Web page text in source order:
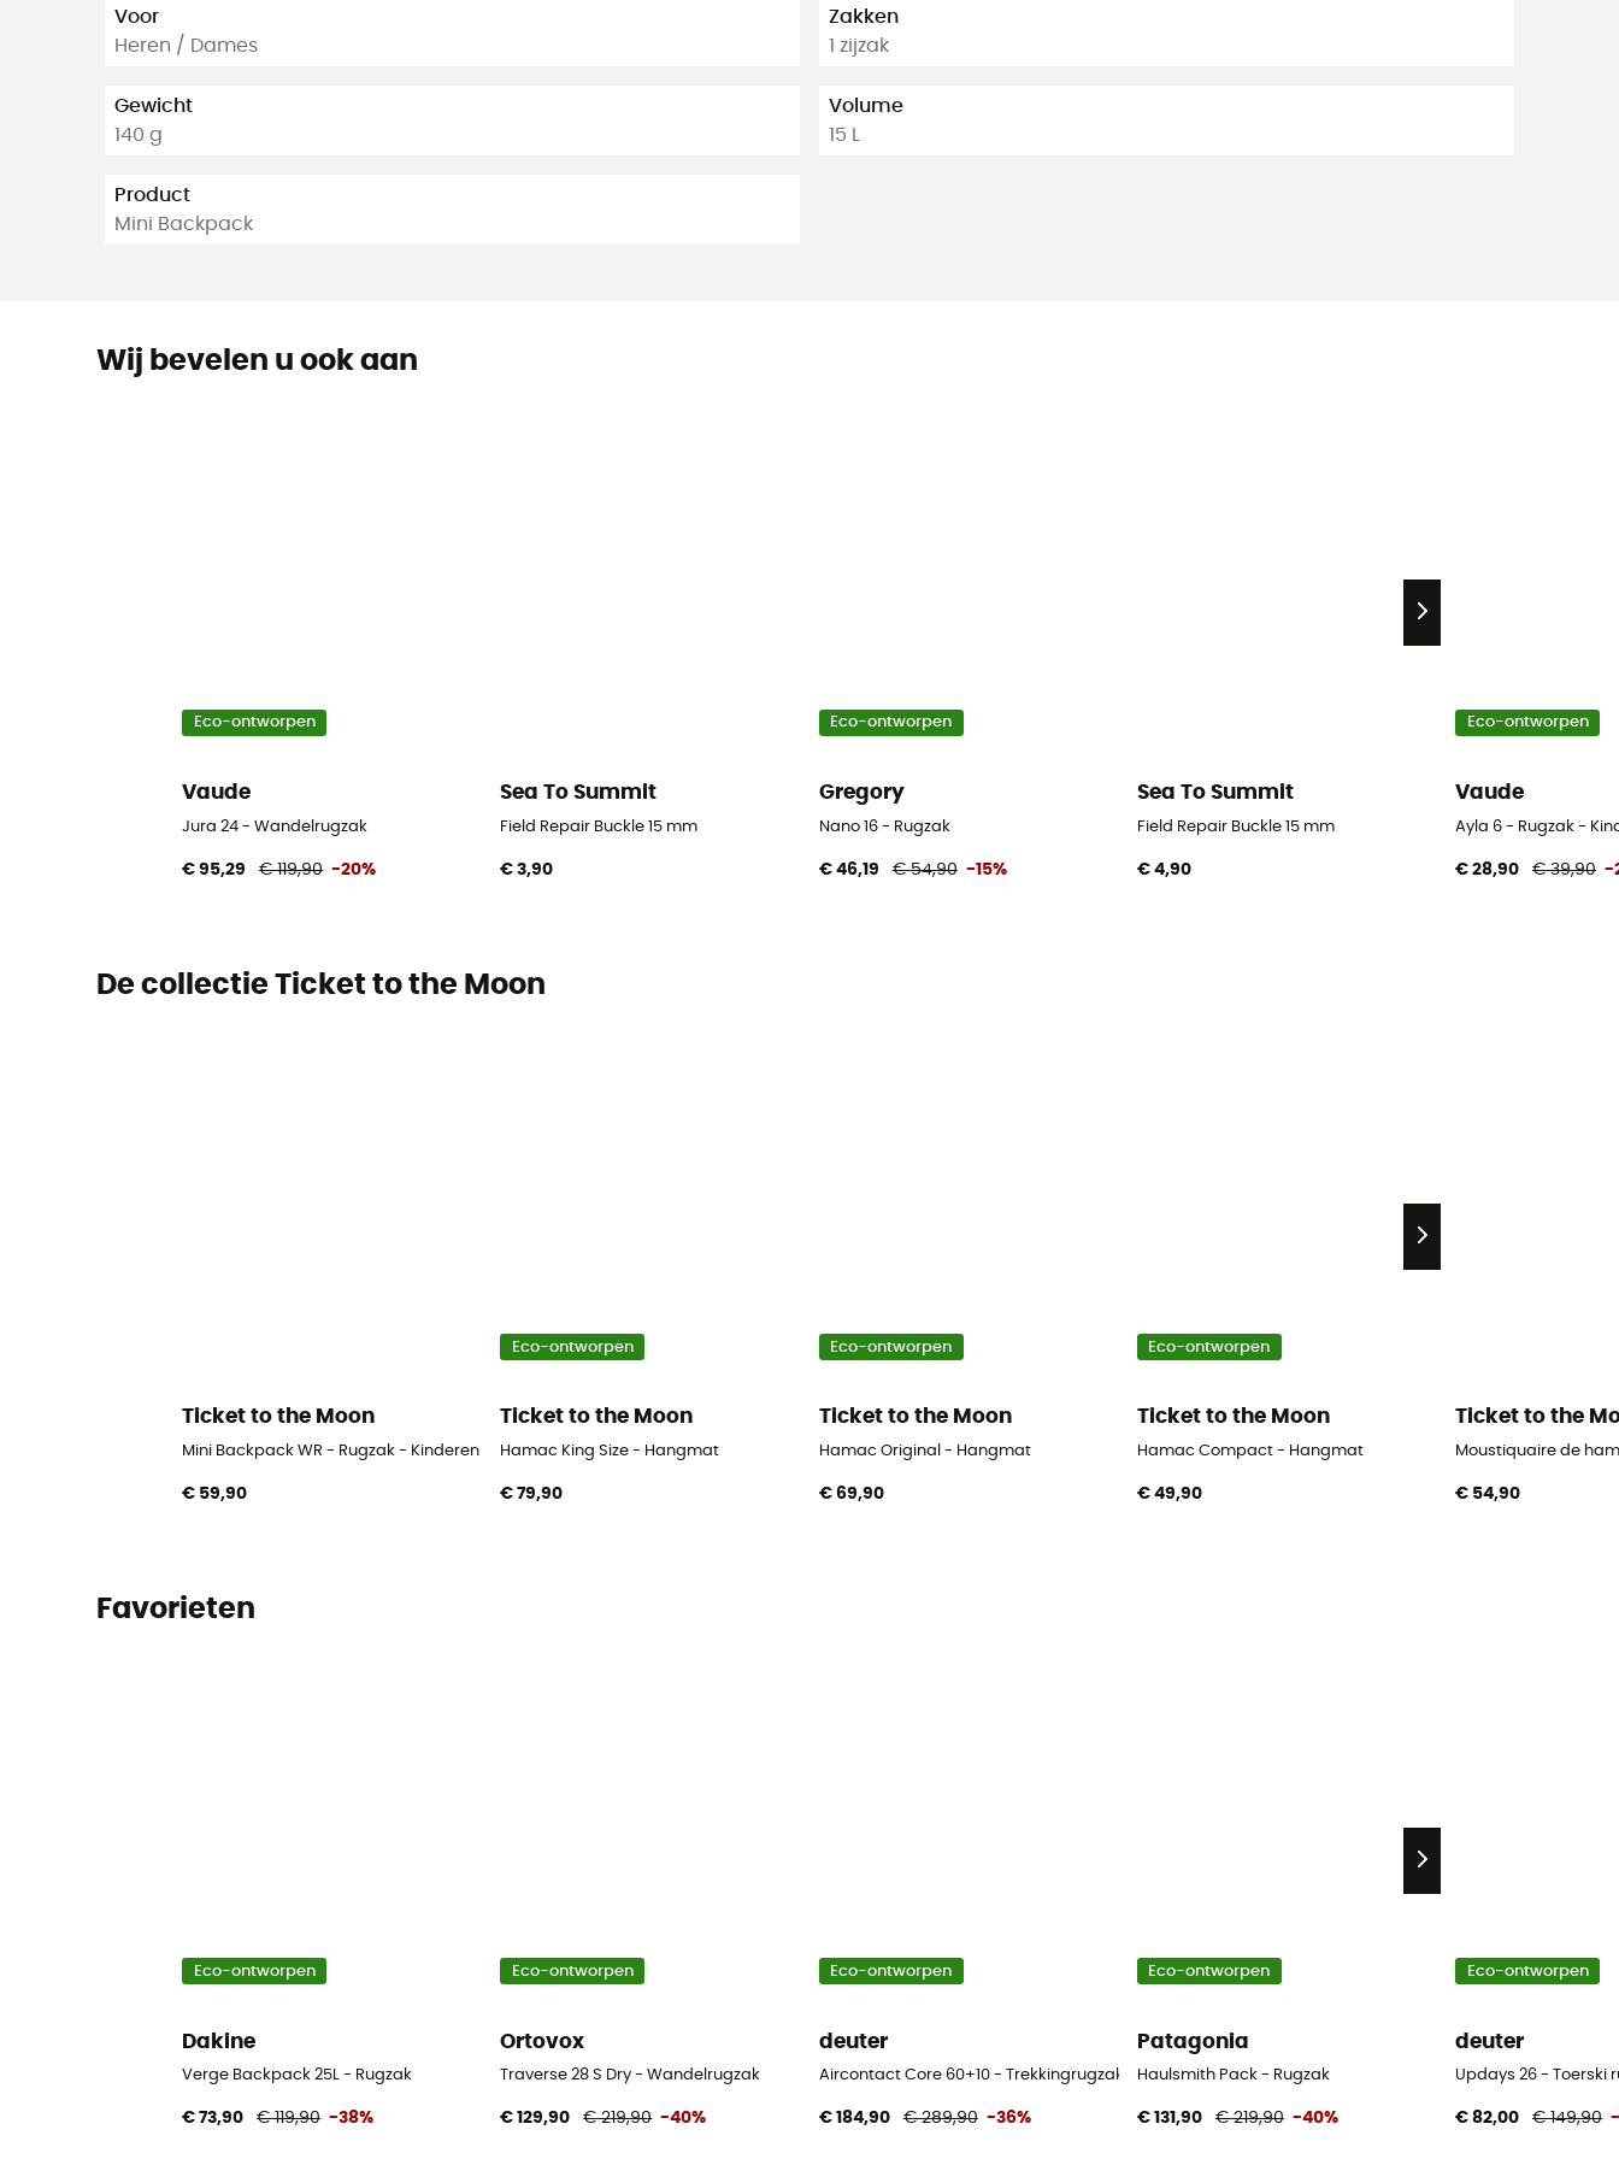
Voor
Heren / Dames
Gewicht
140 g
Product
Mini Backpack
Zakken
1 zijzak
Volume
15 L
Wij bevelen u ook aan
Eco-ontworpen
Vaude
Jura 24 - Wandelrugzak
€ 95,29 € 119,90 -20%
Sea To Summit
Field Repair Buckle 15 mm
€ 3,90
Eco-ontworpen
Gregory
Nano 16 - Rugzak
€ 46,19 € 54,90 -15%
Sea To Summit
Field Repair Buckle 15 mm
€ 4,90
Eco-ontworpen
Vaude
Ayla 6 - Rugzak -
€ 28,90 € 39,90 -
De collectie Ticket to the Moon
Ticket to the Moon
Mini Backpack WR - Rugzak - Kinderen
€ 59,90
Eco-ontworpen
Ticket to the Moon
Hamac King Size - Hangmat
€ 79,90
Eco-ontworpen
Ticket to the Moon
Hamac Original - Hangmat
€ 69,90
Eco-ontworpen
Ticket to the Moon
Hamac Compact - Hangmat
€ 49,90
Ticket to the
Moustiquaire de
€ 54,90
Favorieten
Eco-ontworpen
Dakine
Verge Backpack 25L - Rugzak
€ 73,90 € 119,90 -38%
Eco-ontworpen
Ortovox
Traverse 28 S Dry - Wandelrugzak
€ 129,90 € 219,90 -40%
Eco-ontworpen
deuter
Aircontact Core 60+10 - Trekkingrugzak - Heren
€ 184,90 € 289,90 -36%
Eco-ontworpen
Patagonia
Haulsmith Pack - Rugzak
€ 131,90 € 219,90 -40%
Eco-ontworpen
deuter
Updays 26 - Toerski
€ 82,00 € 149,90